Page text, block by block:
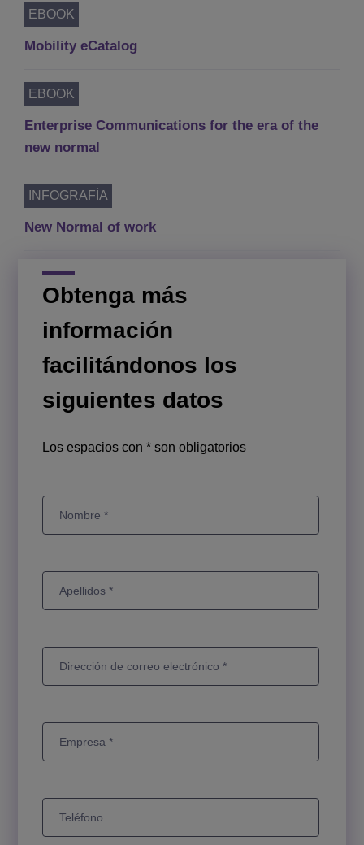
EBOOK
Mobility eCatalog
EBOOK
Enterprise Communications for the era of the
new normal
INFOGRAFÍA
New Normal of work
Obtenga más
información
facilitándonos los
siguientes datos
Los espacios con * son obligatorios